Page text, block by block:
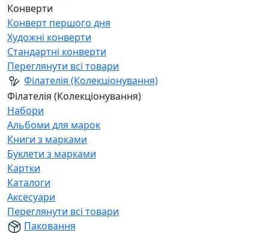
Конверти
Конверт першого дня
Художні конверти
Стандартні конверти
Переглянути всі товари
Філателія (Колекціонування)
Філателія (Колекціонування)
Набори
Альбоми для марок
Книги з марками
Буклети з марками
Картки
Каталоги
Аксесуари
Переглянути всі товари
Паковання